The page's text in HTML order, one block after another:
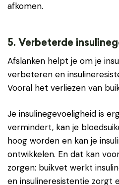
afkomen.
5. Verbeterde
Afslanken helpt je om je
verbeteren en
Vooral het verliezen van
Je insulinegevoeligheid is
vermindert, kan je
hoog worden en kan je
ontwikkelen. En dat kan
zorgen: buikvet werkt
en insulineresistentie zorgt